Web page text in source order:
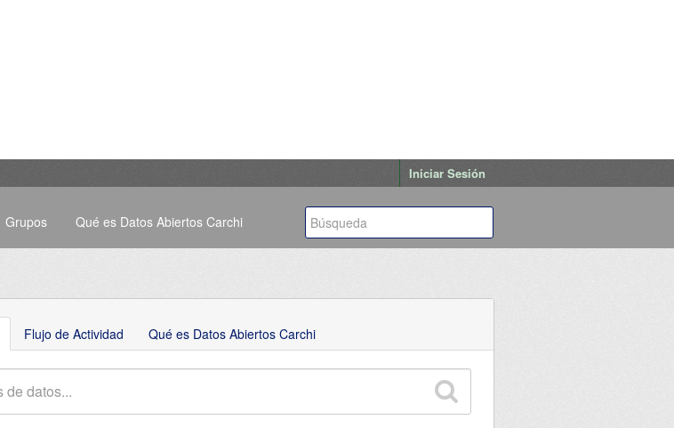
Iniciar Sesión
Grupos Qué es Datos Abiertos Carchi
Flujo de Actividad Qué es Datos Abiertos Carchi